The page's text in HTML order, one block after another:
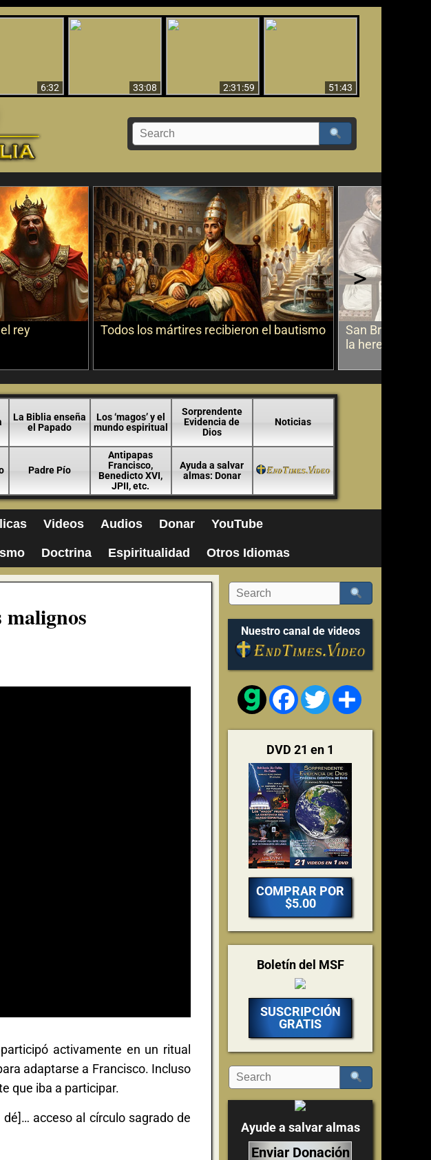
6:32 33:08 2:31:59
51:43
rey
Todos los mártires recibieron el bautismo
San Bruno
la herejía
>
La Biblia enseña
el Papado
Los ‘magos’ y el
mundo espiritual
Sorprendente
Evidencia de
Dios
Noticias
Padre Pío
Antipapas
Francisco,
Benedicto XVI,
JPII, etc.
Ayuda a salvar
almas: Donar
Videos Audios Donar YouTube
Doctrina Espiritualidad Otros Idiomas
activamente en un ritual
adaptarse a Francisco. Incluso
que iba a participar.
acceso al círculo sagrado de
Nuestro canal de videos
FacebookTwitter
DVD 21 en 1
COMPRAR POR
$5.00
Boletín del MSF
SUSCRIPCIÓN
GRATIS
Ayude a salvar almas
Enviar Donación